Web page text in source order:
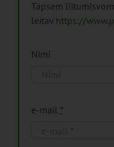
Täpsem
leitav https://
Nimi
e-mail *